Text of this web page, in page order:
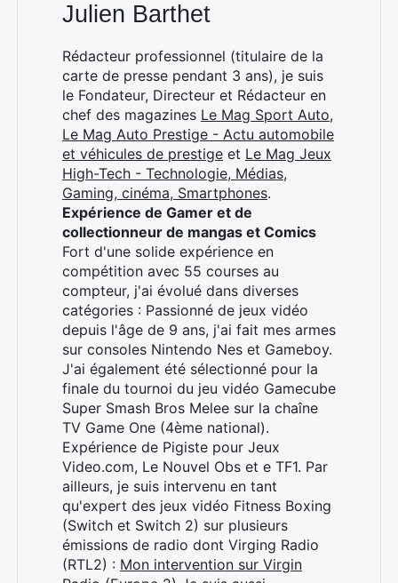
Julien Barthet
Rédacteur professionnel (titulaire de la
carte de presse pendant 3 ans), je suis
le Fondateur, Directeur et Rédacteur en
chef des magazines Le Mag Sport Auto,
Le Mag Auto Prestige - Actu automobile
et véhicules de prestige et Le Mag Jeux
High-Tech - Technologie, Médias,
Gaming, cinéma, Smartphones.
Expérience de Gamer et de
collectionneur de mangas et Comics
Fort d'une solide expérience en
compétition avec 55 courses au
compteur, j'ai évolué dans diverses
catégories : Passionné de jeux vidéo
depuis l'âge de 9 ans, j'ai fait mes armes
sur consoles Nintendo Nes et Gameboy.
J'ai également été sélectionné pour la
finale du tournoi du jeu vidéo Gamecube
Super Smash Bros Melee sur la chaîne
TV Game One (4ème national).
Expérience de Pigiste pour Jeux
Video.com, Le Nouvel Obs et e TF1. Par
ailleurs, je suis intervenu en tant
qu'expert des jeux vidéo Fitness Boxing
(Switch et Switch 2) sur plusieurs
émissions de radio dont Virging Radio
(RTL2) : Mon intervention sur Virgin